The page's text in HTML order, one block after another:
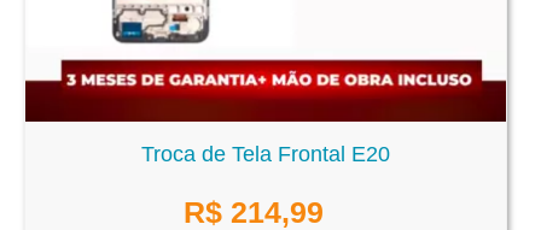
Troca de Tela Frontal E20
R$ 214,99